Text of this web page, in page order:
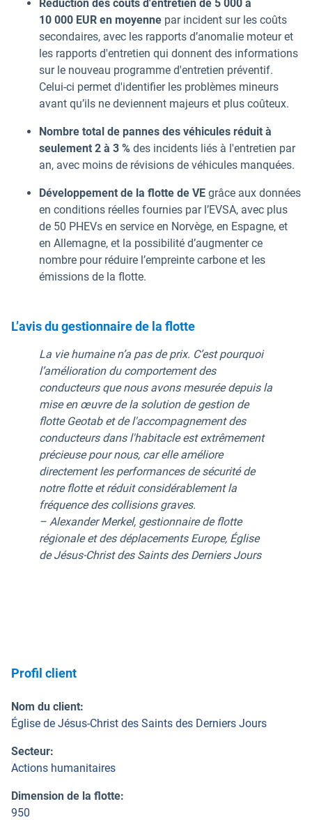
Réduction des coûts d'entretien de 5 000 à
10 000 EUR en moyenne par incident sur les coûts
secondaires, avec les rapports d’anomalie moteur et
les rapports d'entretien qui donnent des informations
sur le nouveau programme d'entretien préventif.
Celui-ci permet d'identifier les problèmes mineurs
avant qu’ils ne deviennent majeurs et plus coûteux.
Nombre total de pannes des véhicules réduit à
seulement 2 à 3 % des incidents liés à l'entretien par
an, avec moins de révisions de véhicules manquées.
Développement de la flotte de VE grâce aux données
en conditions réelles fournies par l’EVSA, avec plus
de 50 PHEVs en service en Norvège, en Espagne, et
en Allemagne, et la possibilité d’augmenter ce
nombre pour réduire l’empreinte carbone et les
émissions de la flotte.
L’avis du gestionnaire de la flotte
La vie humaine n’a pas de prix. C’est pourquoi
l’amélioration du comportement des
conducteurs que nous avons mesurée depuis la
mise en œuvre de la solution de gestion de
flotte Geotab et de l'accompagnement des
conducteurs dans l'habitacle est extrêmement
précieuse pour nous, car elle améliore
directement les performances de sécurité de
notre flotte et réduit considérablement la
fréquence des collisions graves.
– Alexander Merkel, gestionnaire de flotte
régionale et des déplacements Europe, Église
de Jésus-Christ des Saints des Derniers Jours
Profil client
Nom du client:
Église de Jésus-Christ des Saints des Derniers Jours
Secteur:
Actions humanitaires
Dimension de la flotte:
950